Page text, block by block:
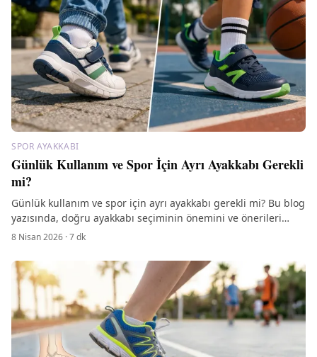
SPOR AYAKKABI
Günlük Kullanım ve Spor İçin Ayrı Ayakkabı Gerekli
mi?
Günlük kullanım ve spor için ayrı ayakkabı gerekli mi? Bu blog
yazısında, doğru ayakkabı seçiminin önemini ve önerileri
keşfedin.
8 Nisan 2026 ·7dk